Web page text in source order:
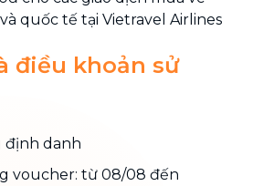
quốc tế tại Vietravel Airlines
điều khoản sử
định danh
voucher: từ 08/08 đến